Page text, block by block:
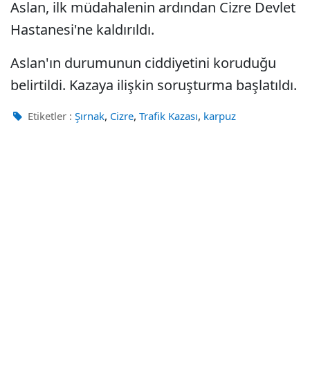
Aslan, ilk müdahalenin ardından Cizre Devlet
Hastanesi'ne kaldırıldı.
Aslan'ın durumunun ciddiyetini koruduğu
belirtildi. Kazaya ilişkin soruşturma başlatıldı.
Etiketler : Şırnak, Cizre, Trafik Kazası, karpuz